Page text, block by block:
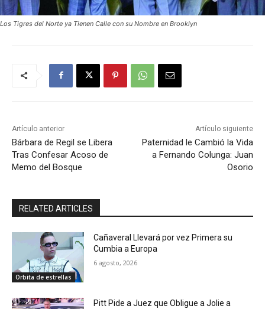
Los Tigres del Norte ya Tienen Calle con su Nombre en Brooklyn
Artículo anterior
Bárbara de Regil se Libera
Tras Confesar Acoso de
Memo del Bosque
Artículo siguiente
Paternidad le Cambió la Vida
a Fernando Colunga: Juan
Osorio
RELATED ARTICLES
Orbita de estrellas
Cañaveral Llevará por vez Primera su
Cumbia a Europa
6 agosto, 2026
Pitt Pide a Juez que Obligue a Jolie a